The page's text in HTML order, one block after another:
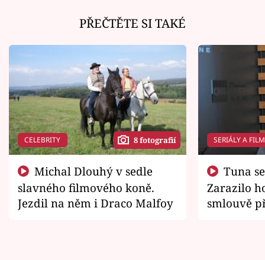
PŘEČTĚTE SI TAKÉ
CELEBRITY 8 fotografií
slavného filmového koně.
Jezdil na něm i Draco Malfoy
SERIÁLY A
Zarazilo
smlouvě